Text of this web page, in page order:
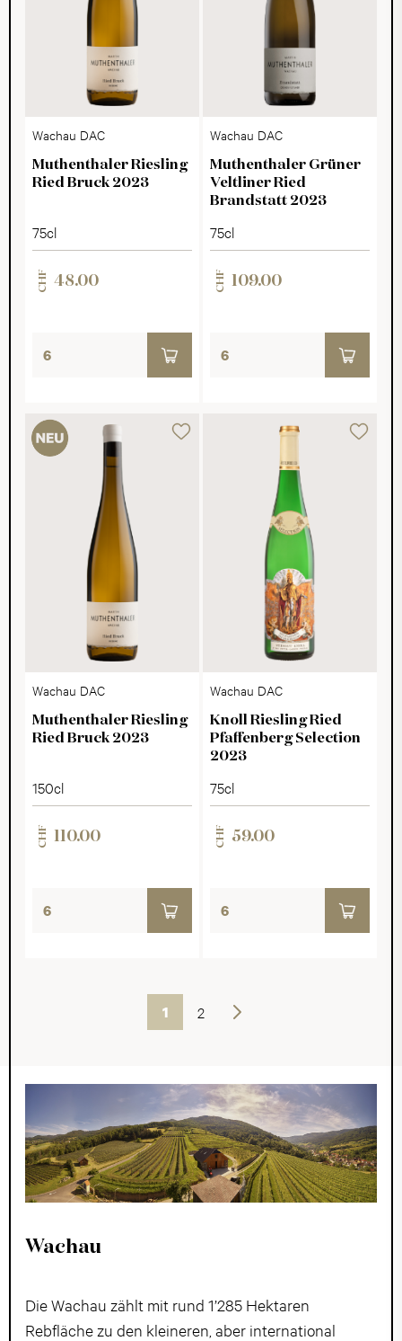
Wachau DAC
Muthenthaler Riesling
Ried Bruck 2023
75cl
CHF 48.00
Wachau DAC
Muthenthaler Grüner
Veltliner Ried
Brandstatt 2023
75cl
CHF 109.00
Wachau DAC
Muthenthaler Riesling
Ried Bruck 2023
150cl
CHF 110.00
Wachau DAC
Knoll Riesling Ried
Pfaffenberg Selection
2023
75cl
CHF 59.00
1 2 Weiter
Wachau
Die Wachau zählt mit rund 1’285 Hektaren
Rebfläche zu den kleineren, aber international